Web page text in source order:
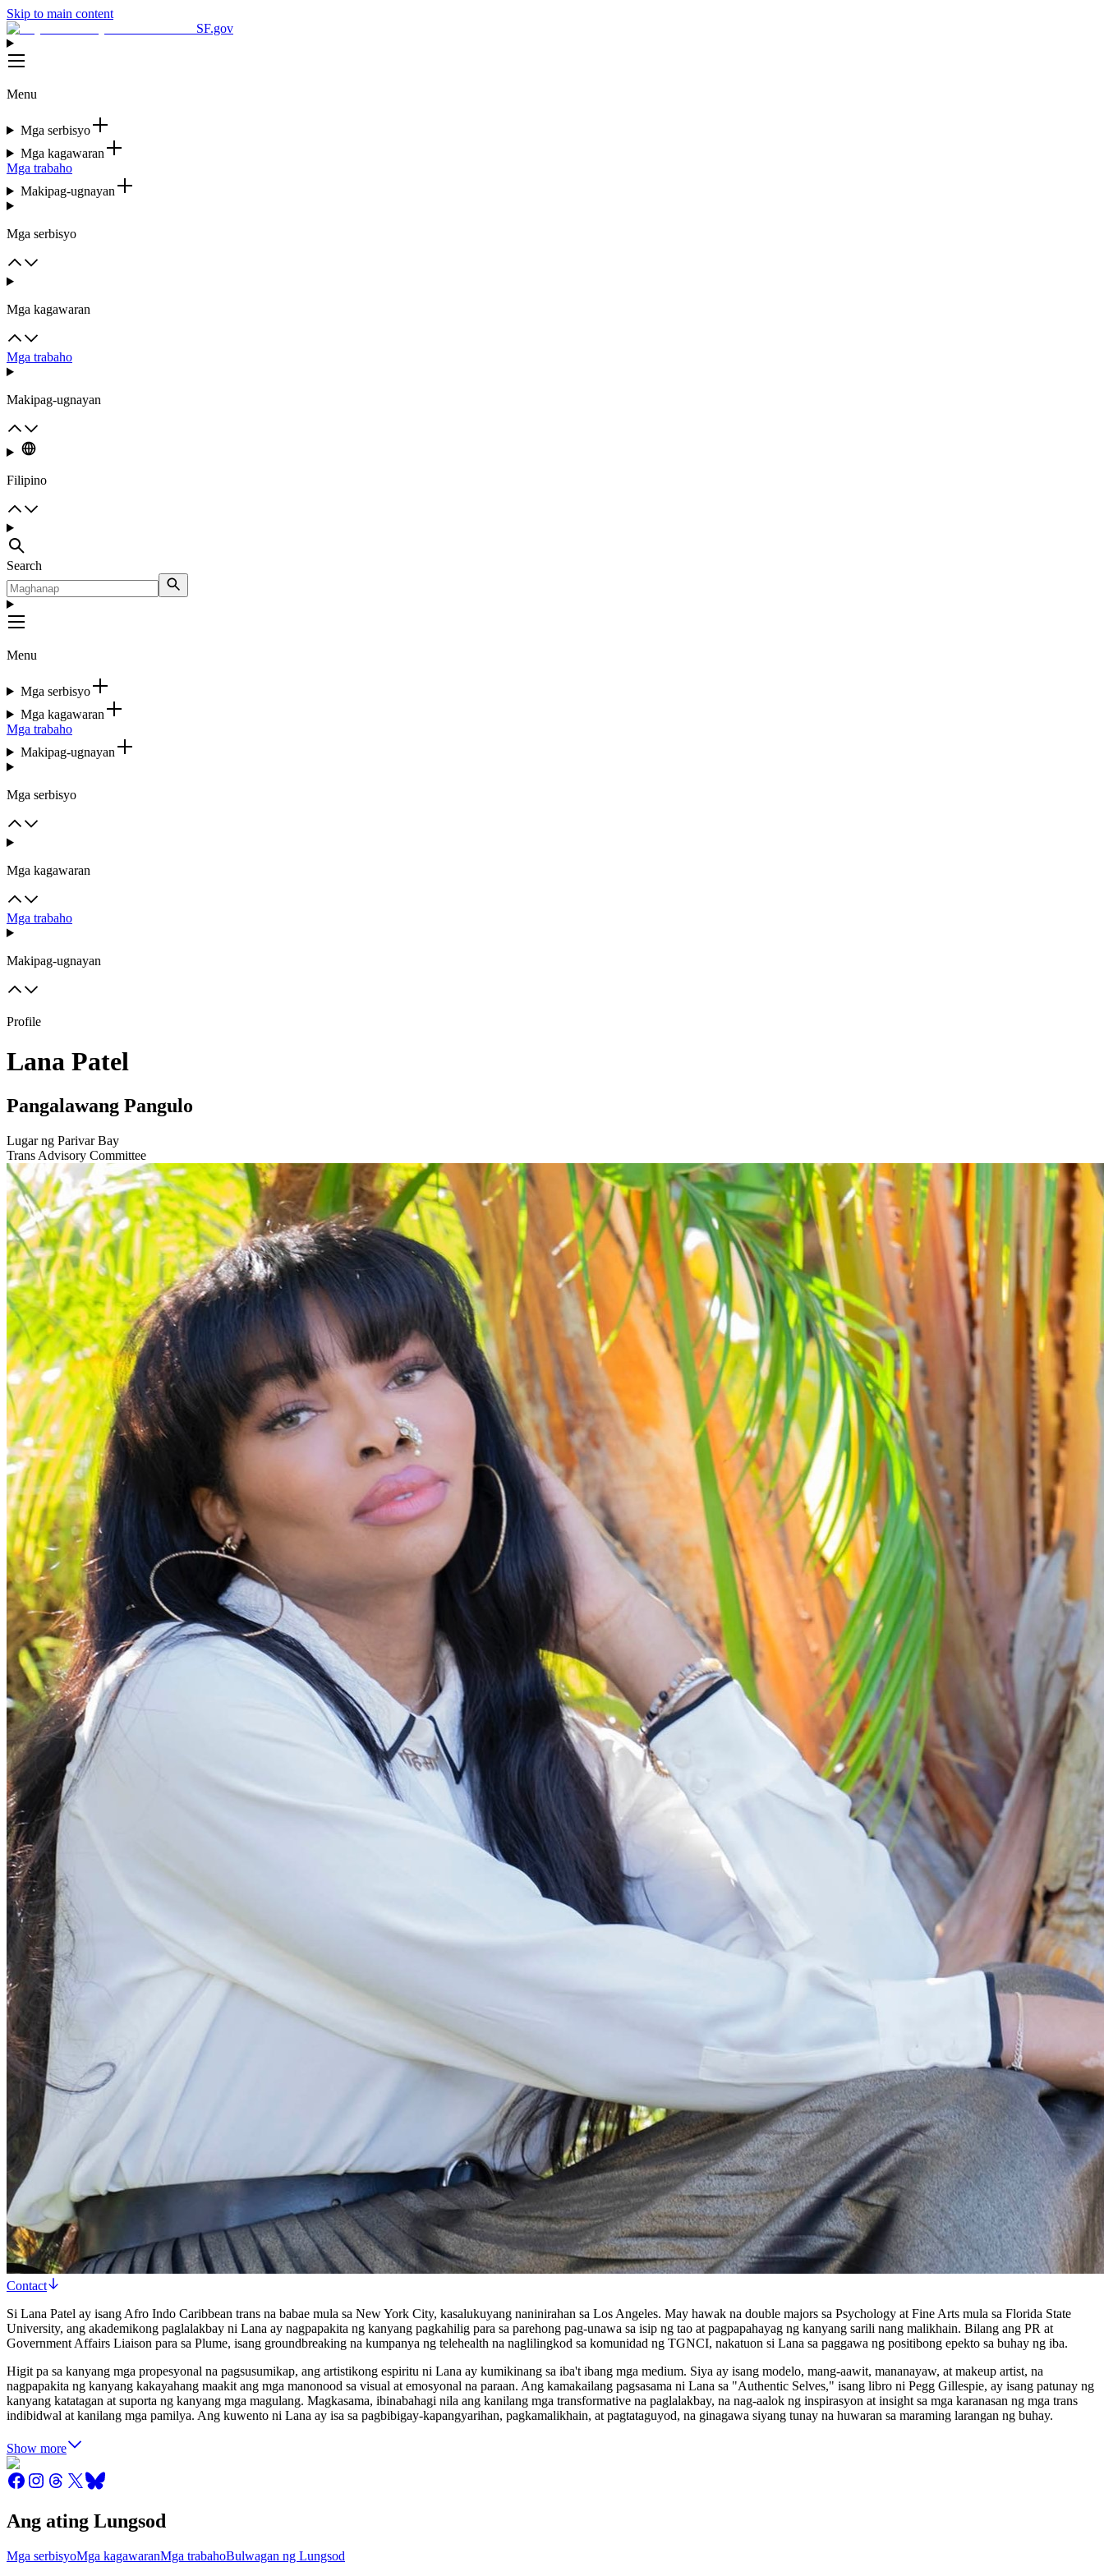
Skip to main content
SF.gov
Menu
Mga serbisyo
Mga kagawaran
Mga trabaho
Makipag-ugnayan
Mga serbisyo
Mga kagawaran
Mga trabaho
Makipag-ugnayan
Filipino
Search
Menu
Mga serbisyo
Mga kagawaran
Mga trabaho
Makipag-ugnayan
Mga serbisyo
Mga kagawaran
Mga trabaho
Makipag-ugnayan
Profile
Lana Patel
Pangalawang Pangulo
Lugar ng Parivar Bay
Trans Advisory Committee
Contact
Si Lana Patel ay isang Afro Indo Caribbean trans na babae mula sa New York City, kasalukuyang naninirahan sa Los Angeles. May hawak na double majors sa Psychology at Fine Arts mula sa Florida State
University, ang akademikong paglalakbay ni Lana ay nagpapakita ng kanyang pagkahilig para sa parehong pag-unawa sa isip ng tao at pagpapahayag ng kanyang sarili nang malikhain. Bilang ang PR at
Government Affairs Liaison para sa Plume, isang groundbreaking na kumpanya ng telehealth na naglilingkod sa komunidad ng TGNCI, nakatuon si Lana sa paggawa ng positibong epekto sa buhay ng iba.
Higit pa sa kanyang mga propesyonal na pagsusumikap, ang artistikong espiritu ni Lana ay kumikinang sa iba't ibang mga medium. Siya ay isang modelo, mang-aawit, mananayaw, at makeup artist, na
nagpapakita ng kanyang kakayahang maakit ang mga manonood sa visual at emosyonal na paraan. Ang kamakailang pagsasama ni Lana sa "Authentic Selves," isang libro ni Pegg Gillespie, ay isang patunay ng
kanyang katatagan at suporta ng kanyang mga magulang. Magkasama, ibinabahagi nila ang kanilang mga transformative na paglalakbay, na nag-aalok ng inspirasyon at insight sa mga karanasan ng mga trans
indibidwal at kanilang mga pamilya. Ang kuwento ni Lana ay isa sa pagbibigay-kapangyarihan, pagkamalikhain, at pagtataguyod, na ginagawa siyang tunay na huwaran sa maraming larangan ng buhay.
Show more
Ang ating Lungsod
Mga serbisyoMga kagawaranMga trabahoBulwagan ng Lungsod